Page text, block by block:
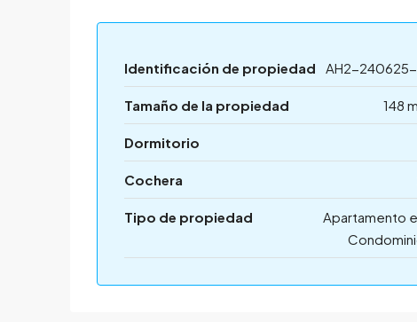
Identificación de propiedad AH2-
Tamaño de la propiedad 148
Dormitorio
Cochera
Tipo de propiedad
Apartamento